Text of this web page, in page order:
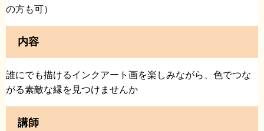
の方も可）
内容
誰にでも描けるインクアート画を楽しみながら、色でつな
がる素敵な縁を見つけませんか
講師